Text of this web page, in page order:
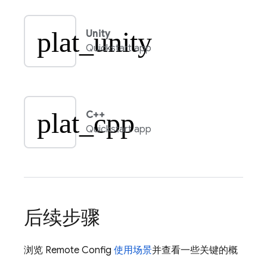
plat_unity
Unity
Quickstart app
plat_cpp
C++
Quickstart app
后续步骤
浏览 Remote Config 使用场景并查看一些关键的概